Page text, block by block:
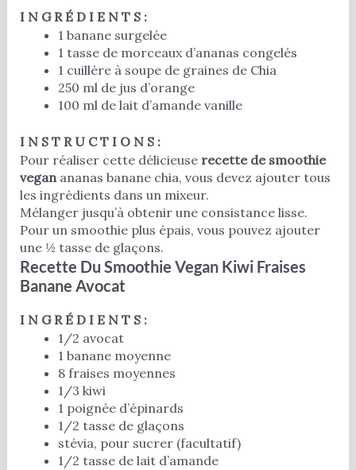
I N G R É D I E N T S :
1 banane surgelée
1 tasse de morceaux d’ananas congelés
1 cuillère à soupe de graines de Chia
250 ml de jus d’orange
100 ml de lait d’amande vanille
I N S T R U C T I O N S :
Pour réaliser cette délicieuse recette de smoothie
veganananas banane chia, vous devez ajouter tous
les ingrédients dans un mixeur.
Mélanger jusqu’à obtenir une consistance lisse.
Pour un smoothie plus épais, vous pouvez ajouter
une ½ tasse de glaçons.
Recette Du Smoothie Vegan Kiwi Fraises
Banane Avocat
I N G R É D I E N T S :
1/2 avocat
1 banane moyenne
8 fraises moyennes
1/3 kiwi
1 poignée d’épinards
1/2 tasse de glaçons
stévia, pour sucrer (facultatif)
1/2 tasse de lait d’amande